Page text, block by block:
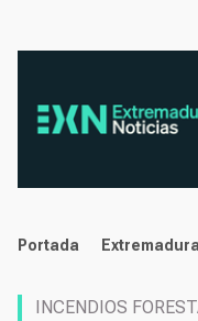
noticias
Portada Extremadura
INCENDIOS